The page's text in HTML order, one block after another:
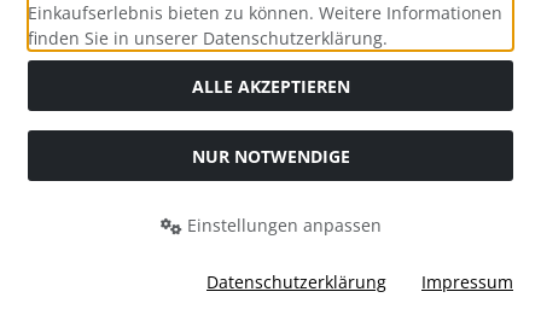
Alle Preise inkl. gesetzl. MwSt. zzgl.Versandkosten. Die
durchgestrichenen Preise entsprechen dem bisherigen Preis
bei Zierfischzucht AquaKö Reiner Köhler.
2026 by Karl
ified eCommerce Shopsoftware © 2009-2026
Einkaufserlebnis bieten zu können. Weitere Informationen
finden Sie in unserer Datenschutzerklärung.
ALLE AKZEPTIEREN
NUR NOTWENDIGE
Einstellungen anpassen
Datenschutzerklärung Impressum